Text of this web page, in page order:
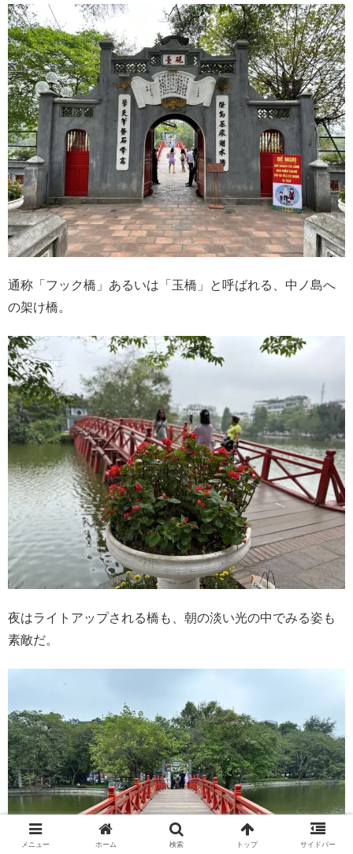
通称「フック橋」あるいは「玉橋」と呼ばれる、中ノ島へ
の架け橋。
夜はライトアップされる橋も、朝の淡い光の中でみる姿も
素敵だ。
メニュー ホーム 検索 トップ サイドバー